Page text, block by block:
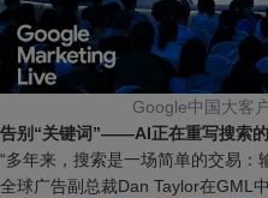
Google中国大客
告别“关键词”——AI正在重写搜索
“多年来，搜索是一场简单的交易：
全球广告副总裁Dan Taylor在GML